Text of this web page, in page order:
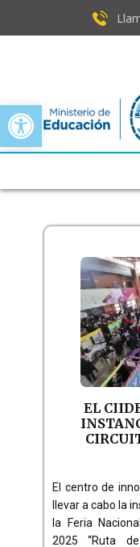
Open
EL
El centro de
llevar a cabo la
la Feria
2025 “Ruta